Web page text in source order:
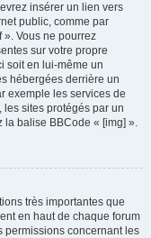
insérer un lien vers
public, comme par
». Vous ne pourrez
sur votre propre
soit en lui-même un
hébergées derrière un
exemple les services de
sites protégés par un
la balise BBCode « [img] ».
très importantes que
en haut de chaque forum
permissions concernant les